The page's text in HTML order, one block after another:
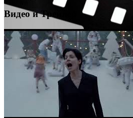
Видео и Трейлер